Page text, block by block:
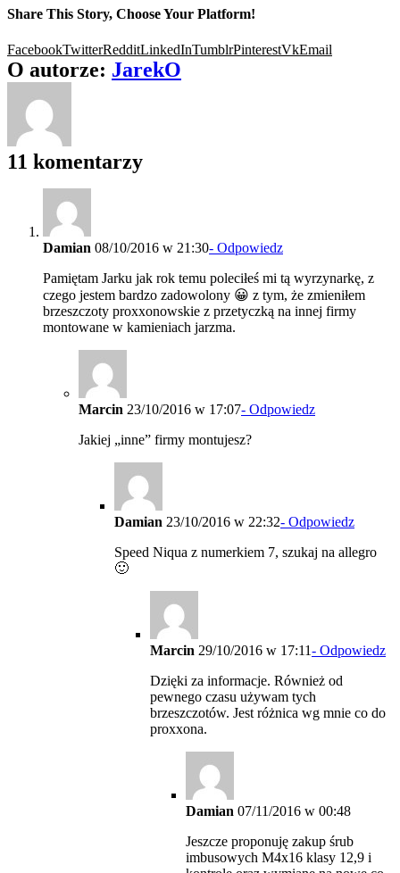
Share This Story, Choose Your Platform!
FacebookTwitterRedditLinkedInTumblrPinterestVkEmail
O autorze: JarekO
11 komentarzy
Damian 08/10/2016 w 21:30- Odpowiedz
Pamiętam Jarku jak rok temu poleciłeś mi tą wyrzynarkę, z
czego jestem bardzo zadowolony 😀 z tym, że zmieniłem
brzeszczoty proxxonowskie z przetyczką na innej firmy
montowane w kamieniach jarzma.
Marcin 23/10/2016 w 17:07- Odpowiedz
Jakiej „inne” firmy montujesz?
Damian 23/10/2016 w 22:32- Odpowiedz
Speed Niqua z numerkiem 7, szukaj na allegro
🙂
Marcin 29/10/2016 w 17:11- Odpowiedz
Dzięki za informacje. Również od
pewnego czasu używam tych
brzeszczotów. Jest różnica wg mnie co do
proxxona.
Damian 07/11/2016 w 00:48
Jeszcze proponuję zakup śrub
imbusowych M4x16 klasy 12,9 i